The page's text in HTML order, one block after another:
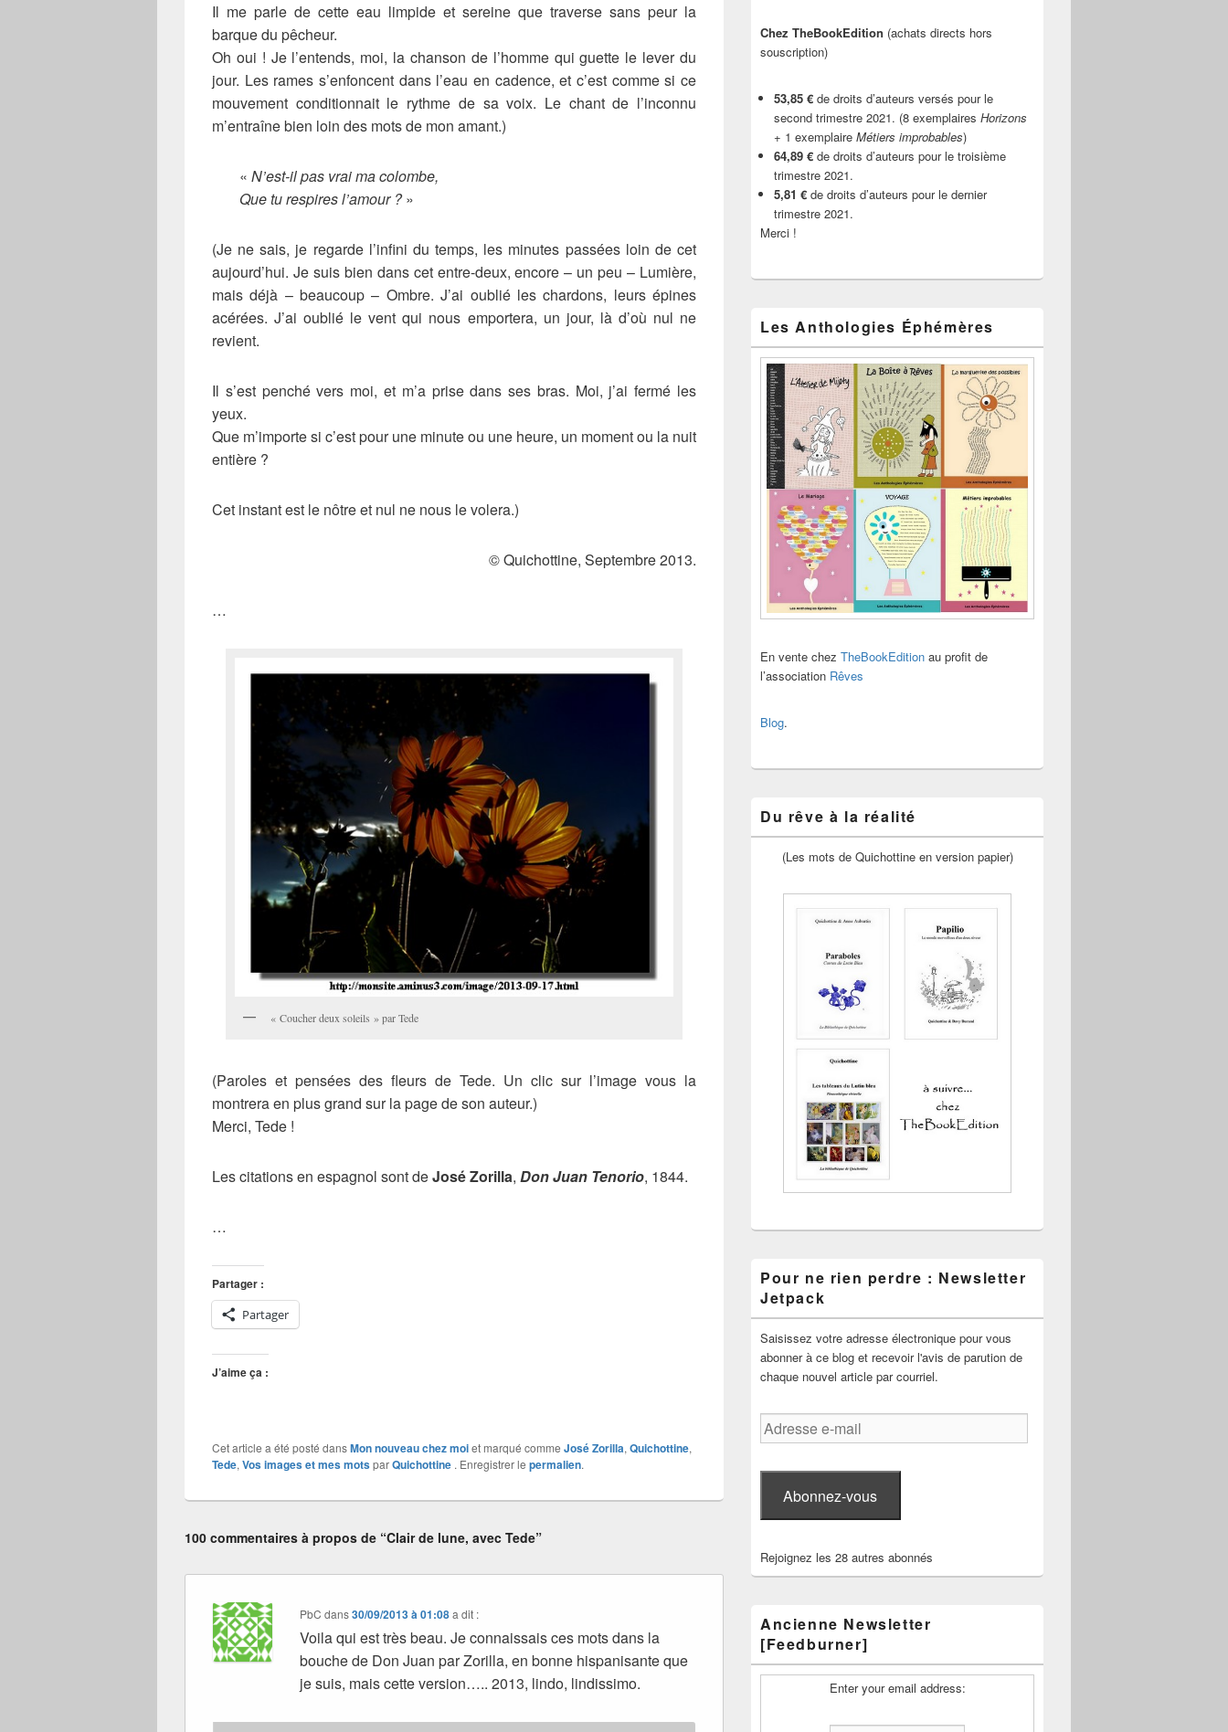
Il me parle de cette eau limpide et sereine que traverse sans peur la
barque du pêcheur.
Oh oui ! Je l’entends, moi, la chanson de l’homme qui guette le lever du
jour. Les rames s’enfoncent dans l’eau en cadence, et c’est comme si ce
mouvement conditionnait le rythme de sa voix. Le chant de l’inconnu
m’entraîne bien loin des mots de mon amant.)
« N’est-il pas vrai ma colombe,
Que tu respires l’amour ?»
(Je ne sais, je regarde l’infini du temps, les minutes passées loin de cet
aujourd’hui. Je suis bien dans cet entre-deux, encore – un peu – Lumière,
mais déjà – beaucoup – Ombre. J’ai oublié les chardons, leurs épines
acérées. J’ai oublié le vent qui nous emportera, un jour, là d’où nul ne
revient.
Il s’est penché vers moi, et m’a prise dans ses bras. Moi, j’ai fermé les
yeux.
Que m’importe si c’est pour une minute ou une heure, un moment ou la nuit
entière ?
Cet instant est le nôtre et nul ne nous le volera.)
© Quichottine, Septembre 2013.
…
« Coucher deux soleils » par Tede
(Paroles et pensées des fleurs de Tede. Un clic sur l’image vous la
montrera en plus grand sur la page de son auteur.)
Merci, Tede !
Les citations en espagnol sont deJosé Zorilla, Don Juan Tenorio, 1844.
…
Partager :
Partager
J’aime ça :
Cet article a été posté dansMon nouveau chez moiet marqué comme José Zorilla, Quichottine,
Tede, Vos images et mes motsparQuichottine . Enregistrer le permalien.
100 commentaires à propos de “Clair de lune, avec Tede”
PbC dans30/09/2013 à 01:08a dit :
Voila qui est très beau. Je connaissais ces mots dans la
bouche de Don Juan par Zorilla, en bonne hispanisante que
je suis, mais cette version….. 2013, lindo, lindissimo.
Chez TheBookEdition (achats directs hors
souscription)
53,85 € de droits d’auteurs versés pour le
second trimestre 2021. (8 exemplaires Horizons
+ 1 exemplaire Métiers improbables)
64,89 € de droits d’auteurs pour le troisième
trimestre 2021.
5,81 € de droits d’auteurs pour le dernier
trimestre 2021.
Merci !
Les Anthologies Éphémères
En vente chez TheBookEdition au profit de
l’association Rêves
Blog.
Du rêve à la réalité
(Les mots de Quichottine en version papier)
Pour ne rien perdre : Newsletter
Jetpack
Saisissez votre adresse électronique pour vous
abonner à ce blog et recevoir l'avis de parution de
chaque nouvel article par courriel.
Adresse
e-
Abonnez-vous
Rejoignez les 28 autres abonnés
Ancienne Newsletter
[Feedburner]
Enter your email address: